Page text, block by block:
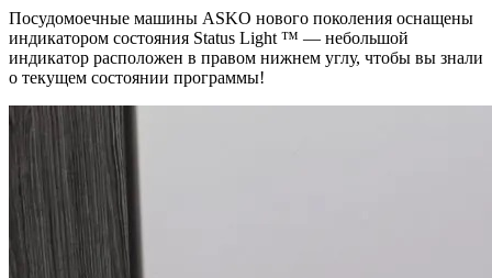
Посудомоечные машины ASKO нового поколения оснащены
индикатором состояния Status Light ™ — небольшой
индикатор расположен в правом нижнем углу, чтобы вы знали
о текущем состоянии программы!